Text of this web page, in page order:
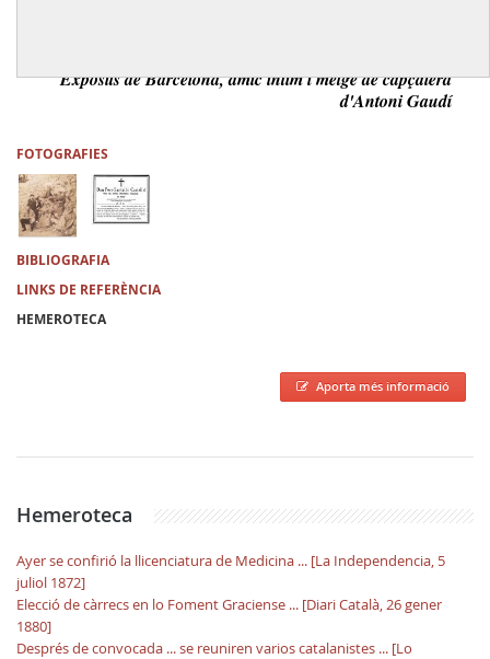
Expòsits de Barcelona, amic íntim i metge de capçalera
d'Antoni Gaudí
FOTOGRAFIES
BIBLIOGRAFIA
LINKS DE REFERÈNCIA
HEMEROTECA
Aporta més informació
Hemeroteca
Ayer se confirió la llicenciatura de Medicina ... [La Independencia, 5
juliol 1872]
Elecció de càrrecs en lo Foment Graciense ... [Diari Català, 26 gener
1880]
Després de convocada ... se reuniren varios catalanistes ... [Lo